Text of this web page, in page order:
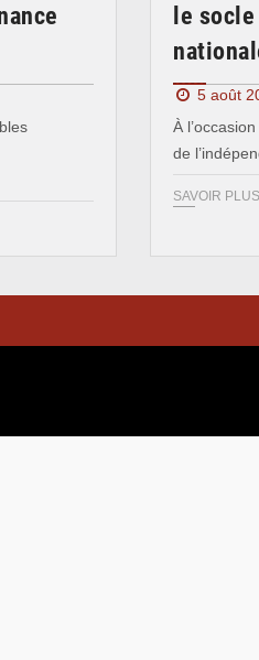
le
5 août
À
de
SAVOIR PLUS